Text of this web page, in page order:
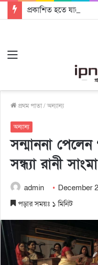
প্রকাশিত হতে যাচ্ছে দি
প্রথম পাতা/অন্যান্য
অন্যান্য
সন্মাননা পেলেন
সন্ধ্যা রানী সাংমা
admin December
পড়ার সময়ঃ ১ মিনিট